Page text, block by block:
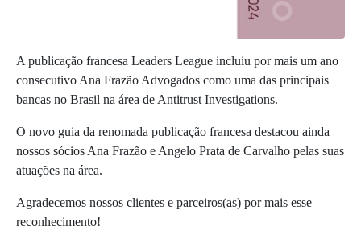
A publicação francesa Leaders League incluiu por mais um ano
consecutivo Ana Frazão Advogados como uma das principais
bancas no Brasil na área de Antitrust Investigations.
O novo guia da renomada publicação francesa destacou ainda
nossos sócios Ana Frazão e Angelo Prata de Carvalho pelas suas
atuações na área.
Agradecemos nossos clientes e parceiros(as) por mais esse
reconhecimento!